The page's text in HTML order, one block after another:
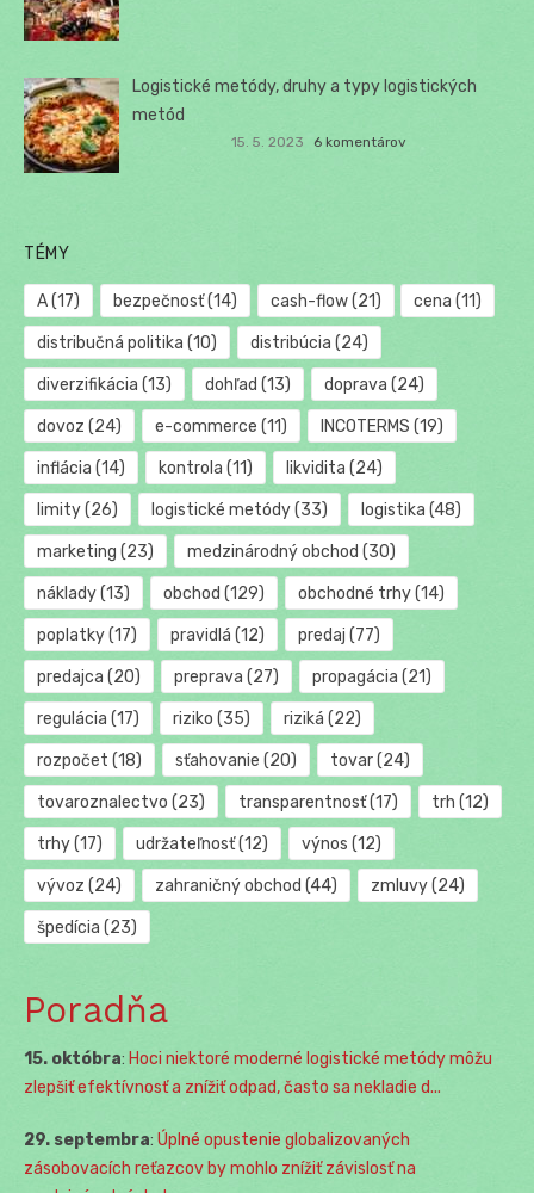
Logistické metódy, druhy a typy logistických
metód
15. 5. 2023 6 komentárov
TÉMY
A(17) bezpečnosť(14) cash-flow(21) cena (11)
distribučná politika (10) distribúcia (24)
diverzifikácia (13) dohľad (13) doprava (24)
dovoz (24) e-commerce (11) INCOTERMS (19)
inflácia (14) kontrola (11) likvidita (24)
limity(26) logistické metódy(33) logistika (48)
marketing (23) medzinárodný obchod (30)
náklady(13) obchod (129) obchodné trhy(14)
poplatky(17) pravidlá (12) predaj (77)
predajca (20) preprava (27) propagácia (21)
regulácia (17) riziko (35) riziká (22)
rozpočet (18) sťahovanie (20) tovar(24)
tovaroznalectvo (23) transparentnosť(17) trh (12)
trhy(17) udržateľnosť(12) výnos (12)
vývoz (24) zahraničný obchod (44) zmluvy(24)
špedícia (23)
Poradňa
15. októbra: Hoci niektoré moderné logistické metódy môžu
zlepšiť efektívnosť a znížiť odpad, často sa nekladie d...
29. septembra: Úplné opustenie globalizovaných
zásobovacích reťazcov by mohlo znížiť závislosť na